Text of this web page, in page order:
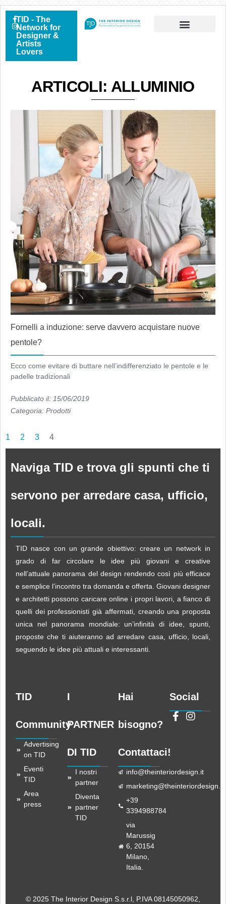
TID - The
Network for
Designer &
Artists
Lovers
ARTICOLI: ALLUMINIO
Fornelli a induzione: serve davvero acquistare nuove
pentole?
Ecco come evitare di buttare nell’indifferenziato le pentole e le
padelle tradizionali
Pubblicato il: 15/06/2019
Categoria: Prodotti
1 2 3 4
Naviga TID e trova gli spunti che ti
servono per arredare casa, ufficio,
locali.
TID nasce con un grande obiettivo: creare un network in
grado di far circolare le idee più giovani e creative
nell’attuale panorama del design rendendo così più efficace
e semplice l’incontro tra domanda e offerta. Giovani designer
e architetti possono caricare online i propri lavori, a fianco di
quelli dei professionisti già affermati, creando una proposta
unica nel panorama mondiale: un’infinità di idee, spunti,
proposte che ti aiuteranno ad arredare casa, ufficio, locali,
seguendo le idee più attuali e interessanti.
TID
Community
Advertising
on TID
Eventi
TID
Area
press
I
PARTNER
DI TID
I nostri
partner
Diventa
partner
TID
Hai
bisogno?
Contattaci!
info@theinteriordesign.it
marketing@theinteriordesign.it
+39
3394988784
via
Marussig
6, 20154
Milano,
Italia.
Social
© 2025 The Interior Design S.s.r.l, P.IVA 08145050962,